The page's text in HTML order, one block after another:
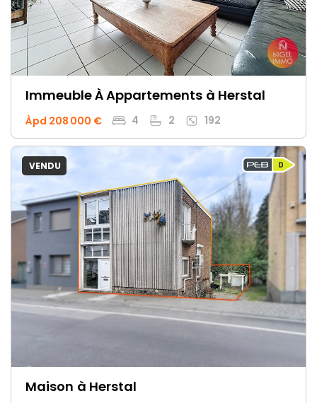
Immeuble À Appartements à Herstal
Àpd 208 000 € 4 2 192
VENDU
Maison à Herstal